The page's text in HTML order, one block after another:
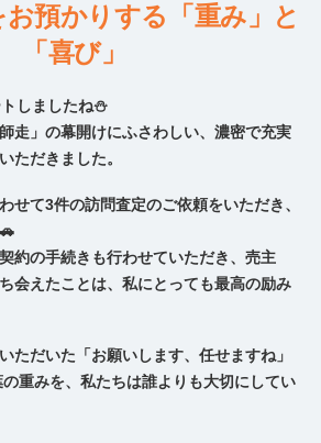
預かりする「重み」と
「喜び」
しましたね⛄️
走」の幕開けにふさわしい、濃密で充実
ただきました。
せて3件の訪問査定のご依頼をいただき、
約の手続きも行わせていただき、売主
会えたことは、私にとっても最高の励み
ただいた「お願いします、任せますね」
重みを、私たちは誰よりも大切にしてい